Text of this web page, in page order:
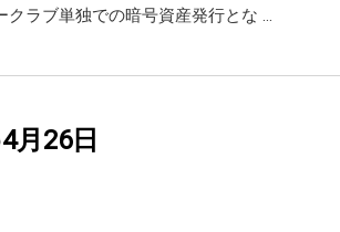
クラブ単独での暗号資産発行とな …
月26日